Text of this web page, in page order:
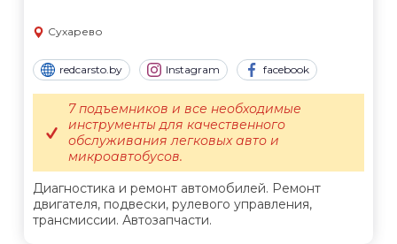
Сухарево
redcarsto.by Instagram facebook
Диагностика и ремонт автомобилей. Ремонт
двигателя, подвески, рулевого управления,
трансмиссии. Автозапчасти.
7 подъемников и все необходимые
инструменты для качественного
обслуживания легковых авто и
микроавтобусов.